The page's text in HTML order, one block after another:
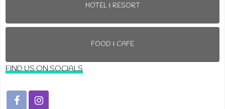
HOTEL & RESORT
FOOD & CAFE
FIND US ON SOCIALS